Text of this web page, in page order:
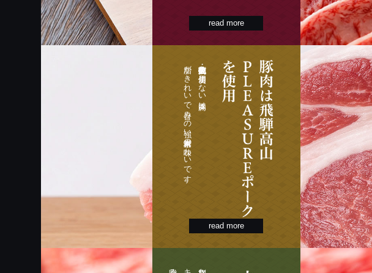
read more
抗生物・合成抗菌剤を一切使用しない豚肉は、
脂がきれいで旨みの強い素材本来の味わいです。
read more